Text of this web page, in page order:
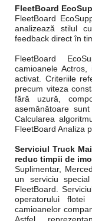
FleetBoard
FleetBoard
analizează stilul
feedback direct în
FleetBoard
camioanele
activat. Criteriile
precum viteza
fără uzură,
asemănătoare
Calcularea
FleetBoard Analiza
Serviciul Truck
reduc timpii de
Suplimentar,
un serviciu
FleetBoard.
operatorului
camioanelor